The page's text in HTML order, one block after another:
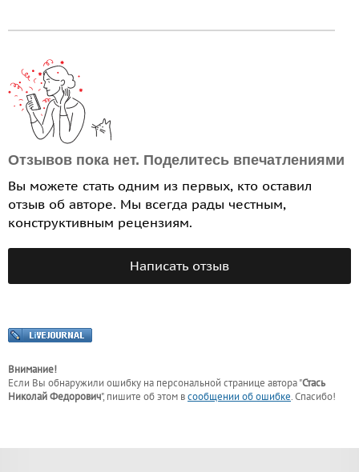
Отзывов пока нет. Поделитесь впечатлениями
Вы можете стать одним из первых, кто оставил
отзыв об авторе. Мы всегда рады честным,
конструктивным рецензиям.
Написать отзыв
Внимание!
Если Вы обнаружили ошибку на персональной странице автора "Стась
Николай Федорович", пишите об этом всообщении об ошибке. Спасибо!